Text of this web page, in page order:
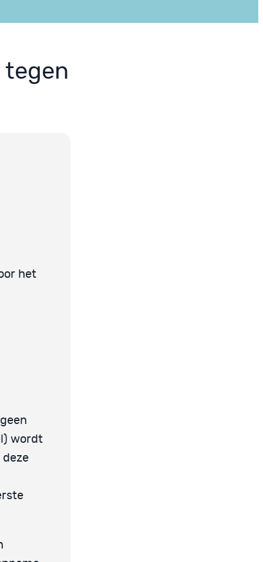
tegen
het
wordt